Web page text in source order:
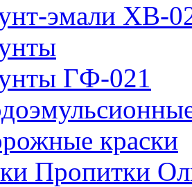
эмали ХВ-
ГФ-021
краски
Пропитки